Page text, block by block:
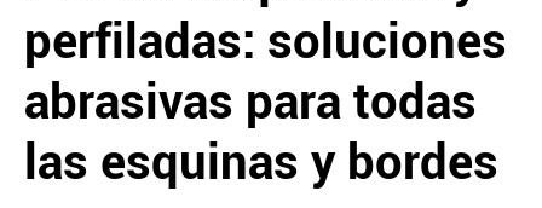
perfiladas: soluciones
abrasivas para todas
las esquinas y bordes